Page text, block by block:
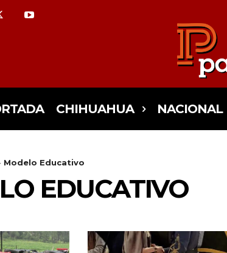
CHIHUAHUA NACIONAL
Modelo Educativo
EDUCATIVO